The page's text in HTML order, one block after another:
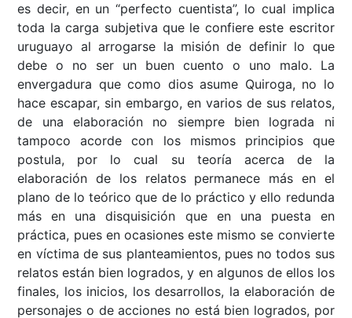
es decir, en un “perfecto cuentista”, lo cual implica
toda la carga subjetiva que le confiere este escritor
uruguayo al arrogarse la misión de definir lo que
debe o no ser un buen cuento o uno malo. La
envergadura que como dios asume Quiroga, no lo
hace escapar, sin embargo, en varios de sus relatos,
de una elaboración no siempre bien lograda ni
tampoco acorde con los mismos principios que
postula, por lo cual su teoría acerca de la
elaboración de los relatos permanece más en el
plano de lo teórico que de lo práctico y ello redunda
más en una disquisición que en una puesta en
práctica, pues en ocasiones este mismo se convierte
en víctima de sus planteamientos, pues no todos sus
relatos están bien logrados, y en algunos de ellos los
finales, los inicios, los desarrollos, la elaboración de
personajes o de acciones no está bien logrados, por